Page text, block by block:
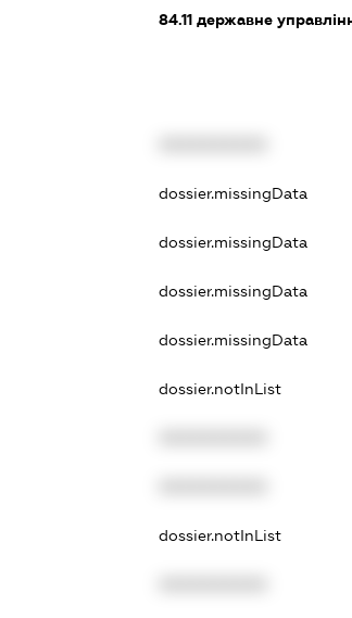
84.11державне
dossier.missingData
dossier.missingData
dossier.missingData
dossier.missingData
dossier.notInList
dossier.notInList